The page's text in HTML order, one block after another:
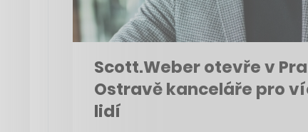
Scott.Weber otevře v
Ostravě kanceláře pro
lidí